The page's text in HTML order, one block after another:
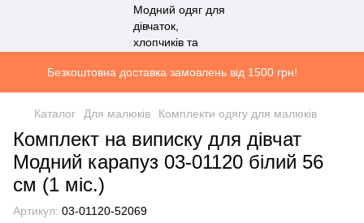
Безкоштовна доставка замовлень від 1500 грн!
Каталог Для малюків Комплекти одягу для малюків
Комплект на виписку для дівчат
Модний карапуз 03-01120 білий 56
см (1 мiс.)
Артикул: 03-01120-52069